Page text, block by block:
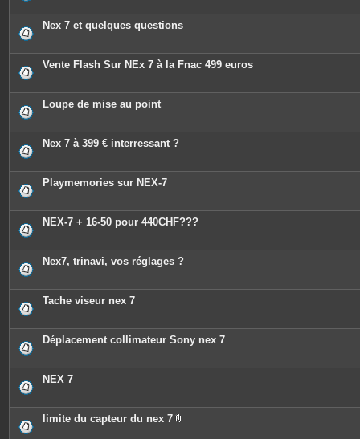
Nex 7 et quelques questions
Vente Flash Sur NEx 7 à la Fnac 499 euros
Loupe de mise au point
Nex 7 à 399 € interressant ?
Playmemories sur NEX-7
NEX-7 + 16-50 pour 440CHF???
Nex7, trinavi, vos réglages ?
Tache viseur nex 7
Déplacement collimateur Sony nex 7
NEX 7
limite du capteur du nex 7